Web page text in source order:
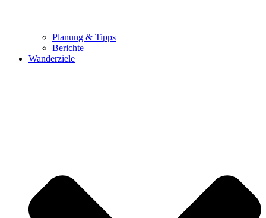
Planung & Tipps
Berichte
Wanderziele